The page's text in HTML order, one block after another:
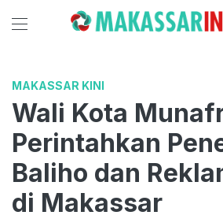
MAKASSAR KINI
Wali Kota
Perintahkan
Baliho dan
di Makassar